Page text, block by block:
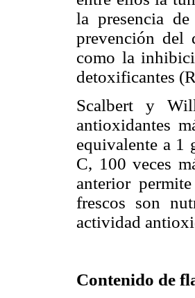
la presencia
prevención
como la
detoxificantes
Scalbert y
antioxidantes
equivalente a 1
C, 100 veces
anterior
frescos son
actividad
Contenido de